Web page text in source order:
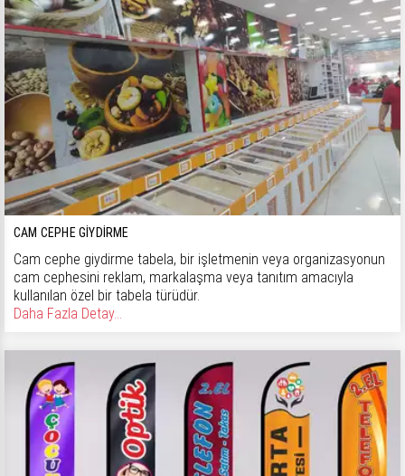
CAM CEPHE GIYDIRME
Cam cephe giydirme tabela, bir işletmenin veya organizasyonun
cam cephesini reklam, markalaşma veya tanıtım amacıyla
kullanılan özel bir tabela türüdür.
Daha Fazla Detay...